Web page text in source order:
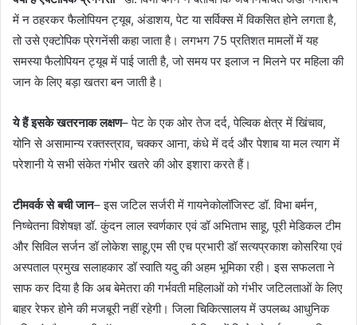
में न ठहरकर फैलोपियन ट्यूब, अंडाशय, पेट या सर्विक्स में विकसित होने लगता है,
तो उसे एक्टोपिक प्रेगनेंसी कहा जाता है। लगभग 75 प्रतिशत मामलों में यह
समस्या फैलोपियन ट्यूब में पाई जाती है, जो समय पर इलाज न मिलने पर महिला की
जान के लिए बड़ा खतरा बन जाती है।
ये हैं इसके खतरनाक लक्षण– पेट के एक ओर तेज दर्द, पेल्विक क्षेत्र में खिंचाव,
योनि से असामान्य रक्तस्त्राव, चक्कर आना, कंधे में दर्द और पेशाब या मल त्याग में
परेशानी ये सभी संकेत गंभीर खतरे की ओर इशारा करते हैं।
टीमवर्क से बची जान– इस जटिल सर्जरी में गायनेकोलॉजिस्ट डॉ. विभा बर्मन,
निष्चेतना विशेषज्ञ डॉ. कुंदन लाल स्वर्णकार एवं डॉ अभिताभ साहू, पूरी मेडिकल टीम
और सिविल सर्जन डॉ लोकेश साहू,एम सी एच प्रभारी डॉ सत्यप्रकाश कोसरिया एवं
अस्पताल प्रमुख सलाहकार डॉ स्वाति यदु की अहम भूमिका रही। इस सफलता ने
साफ कर दिया है कि अब बेमेतरा की गर्भवती महिलाओं को गंभीर जटिलताओं के लिए
बाहर रेफर होने की मजबूरी नहीं रहेगी। जिला चिकित्सालय में उपलब्ध आधुनिक